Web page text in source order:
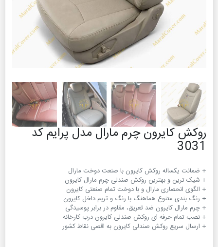
روکش کایرون چرم مارال مدل پرایم کد
3031
+ ارسال سریع روکش صندلی کایرون به اقصی نقاط کشور